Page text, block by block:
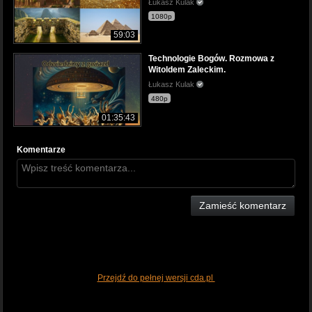
59:03
Łukasz Kulak
1080p
01:35:43
Technologie Bogów. Rozmowa z
Witoldem Zaleckim.
Łukasz Kulak
480p
Komentarze
Zamieść komentarz
Przejdź do pełnej wersji cda.pl